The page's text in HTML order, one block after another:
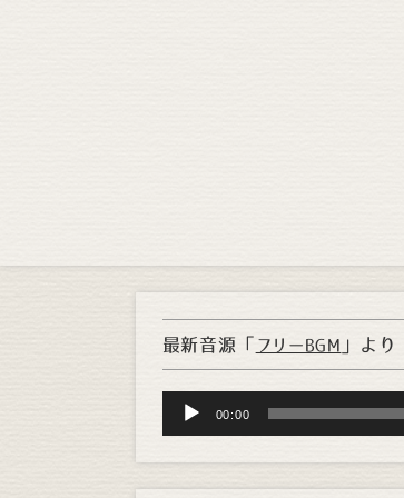
最新音源「 フリーBGM 」より
Audio
Player
00:00